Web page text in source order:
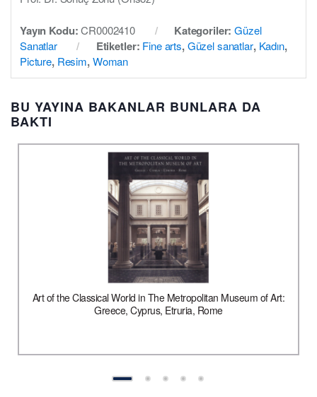
Yayın Kodu:CR0002410 Kategoriler:Güzel
Sanatlar
Etiketler: Fine arts,Güzel sanatlar, Kadın,
Picture, Resim,Woman
BU YAYINA BAKANLAR BUNLARA DA
BAKTI
Art of the Classical World in The Metropolitan Museum of Art:
Greece, Cyprus, Etruria, Rome